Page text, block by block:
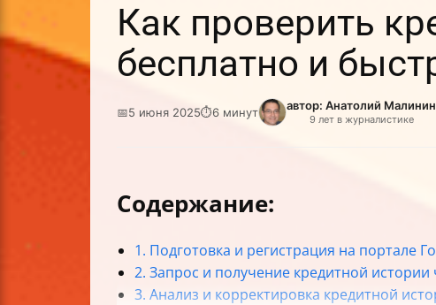
Как проверить
бесплатно и
📅5 июня 2025⏱6 минут автор: Анатолий Малинин
9 лет в журналистике
Содержание:
1. Подготовка и регистрация на портале
2. Запрос и получение кредитной истории
3. Анализ и корректировка кредитной